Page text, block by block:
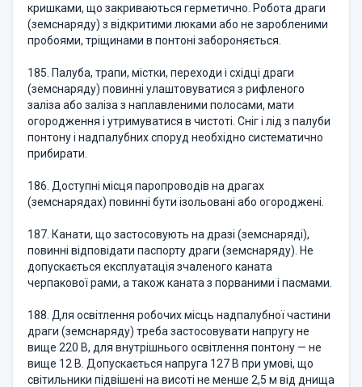
кришками, що закриваються герметично. Робота драги
(земснаряду) з відкритими люками або не заробленими
пробоями, тріщинами в понтоні забороняється.
185. Палуба, трапи, містки, переходи і східці драги
(земснаряду) повинні улаштовуватися з рифленого
заліза або заліза з наплавленими полосами, мати
огородження і утримуватися в чистоті. Сніг і лід з палуби
понтону і надпалубних споруд необхідно систематично
прибирати.
186. Доступні місця паропроводів на драгах
(земснарядах) повинні бути ізольовані або огороджені.
187. Канати, що застосовують на дразі (земснаряді),
повинні відповідати паспорту драги (земснаряду). Не
допускається експлуатація зчаленого каната
черпакової рами, а також каната з порваними і пасмами.
188. Для освітлення робочих місць надпалубної частини
драги (земснаряду) треба застосовувати напругу не
вище 220 В, для внутрішнього освітлення понтону — не
вище 12 В. Допускається напруга 127 В при умові, що
світильники підвішені на висоті не менше 2,5 м від днища